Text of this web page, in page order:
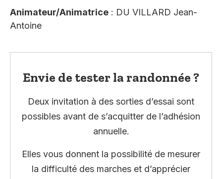
Animateur/Animatrice : DU VILLARD Jean-
Antoine
Envie de tester la randonnée ?
Deux invitation à des sorties d’essai sont
possibles avant de s’acquitter de l’adhésion
annuelle.
Elles vous donnent la possibilité de mesurer
la difficulté des marches et d’apprécier